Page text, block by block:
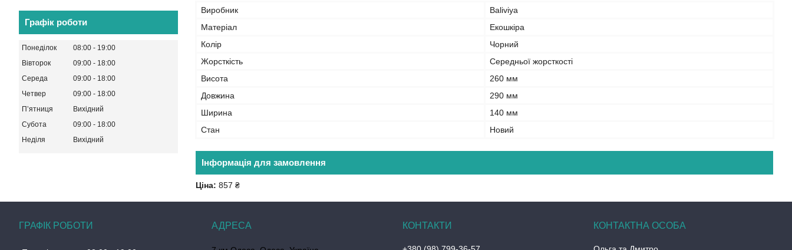
Виробник
Baliviya
Матеріал
Екошкіра
Колір
Чорний
Жорсткість
Середньої жорсткості
Висота
260 мм
Довжина
290 мм
Ширина
140 мм
Стан
Новий
Інформація для замовлення
Ціна: 857 ₴
Графік роботи
Понеділок 08:00
19:00
Вівторок
09:00
18:00
Середа
09:00
18:00
Четвер
09:00
18:00
Пʼятниця
Вихідний
Субота
09:00
18:00
Неділя
Вихідний
ГРАФІК РОБОТИ